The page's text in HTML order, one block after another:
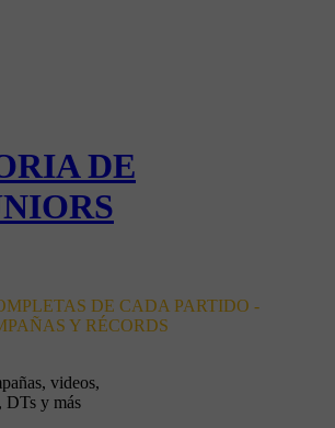
DE
DE CADA PARTIDO -
Y RÉCORDS
videos,
DTs y más